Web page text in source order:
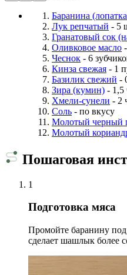
Баранина
Лук репчатый - 5
Гранатовый сок
Оливковое масло
Чеснок - 6
Кинза свежая - 1
Базилик свежий -
Зира (кумин) - 1,5
Хмели-сунели - 2
Соль - по вкусу
Молотый черный
Молотый
Пошаговая
1
Подготовка мяса
Промойте баранину
сделает шашлык более